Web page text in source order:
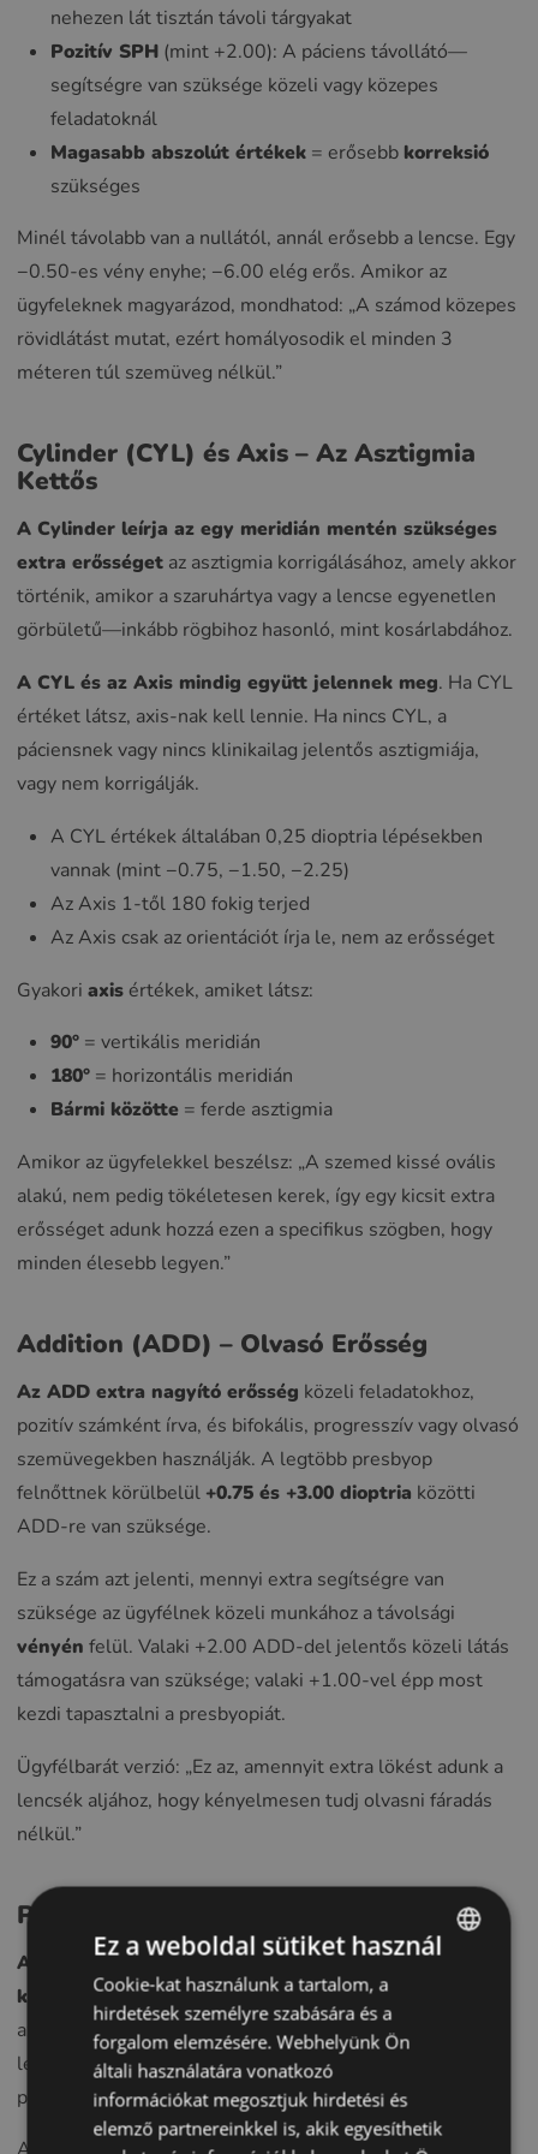
nehezen lát tisztán távoli tárgyakat
Pozitív SPH (mint +2.00): A páciens távollátó—
segítségre van szüksége közeli vagy közepes
feladatoknál
Magasabb abszolút értékek = erősebb korreksió
szükséges
Minél távolabb van a nullától, annál erősebb a lencse. Egy
−0.50-es vény enyhe; −6.00 elég erős. Amikor az
ügyfeleknek magyarázod, mondhatod: „A számod közepes
rövidlátást mutat, ezért homályosodik el minden 3
méteren túl szemüveg nélkül.”
Cylinder (CYL) és Axis – Az Asztigmia
Kettős
A Cylinder leírja az egy meridián mentén szükséges
extra erősséget az asztigmia korrigálásához, amely akkor
történik, amikor a szaruhártya vagy a lencse egyenetlen
görbületű—inkább rögbihoz hasonló, mint kosárlabdához.
A CYL és az Axis mindig együtt jelennek meg. Ha CYL
értéket látsz, axis-nak kell lennie. Ha nincs CYL, a
páciensnek vagy nincs klinikailag jelentős asztigmiája,
vagy nem korrigálják.
A CYL értékek általában 0,25 dioptria lépésekben
vannak (mint −0.75, −1.50, −2.25)
Az Axis 1-től 180 fokig terjed
Az Axis csak az orientációt írja le, nem az erősséget
Gyakori axis értékek, amiket látsz:
90° = vertikális meridián
180° = horizontális meridián
Bármi közötte = ferde asztigmia
Amikor az ügyfelekkel beszélsz: „A szemed kissé ovális
alakú, nem pedig tökéletesen kerek, így egy kicsit extra
erősséget adunk hozzá ezen a specifikus szögben, hogy
minden élesebb legyen.”
Addition (ADD) – Olvasó Erősség
Az ADD extra nagyító erősség közeli feladatokhoz,
pozitív számként írva, és bifokális, progresszív vagy olvasó
szemüvegekben használják. A legtöbb presbyop
felnőttnek körülbelül +0.75 és +3.00 dioptria közötti
ADD-re van szüksége.
Ez a szám azt jelenti, mennyi extra segítségre van
szüksége az ügyfélnek közeli munkához a távolsági
vényén felül. Valaki +2.00 ADD-del jelentős közeli látás
támogatásra van szüksége; valaki +1.00-vel épp most
kezdi tapasztalni a presbyopiát.
Ügyfélbarát verzió: „Ez az, amennyit extra lökést adunk a
lencsék aljához, hogy kényelmesen tudj olvasni fáradás
nélkül.”
Prism és Base – Illesztés Korrekció
A prizmát a szemek illesztési problémáinak
korrigálására írják felvagy a kettős látás enyhítésére
azáltal, hogy eltolják az egyik szem által látott képet. A
legtöbb mindennapi vény egyáltalán nem tartalmaz
prizmát.
ENGLISH
POLISH
GERMAN
SPANISH
Ez a weboldal sütiket használ
Cookie-kat használunk a tartalom, a
hirdetések személyre szabására és a
forgalom elemzésére. Webhelyünk Ön
általi használatára vonatkozó
információkat megosztjuk hirdetési és
elemző partnereinkkel is, akik egyesíthetik